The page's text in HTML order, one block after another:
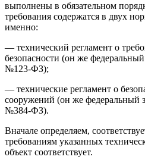
выполнены в обязательном
требования содержатся в двух
именно:
— технический регламент о
безопасности (он же
№123-ФЗ);
— технические регламент о
сооружений (он же федеральный
№384-ФЗ).
Вначале определяем,
требованиям указанных
объект соответствует.